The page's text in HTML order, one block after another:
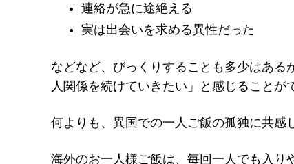
連絡が急に途絶える
実は出会いを求める異性だった
などなど、びっくりすることも多少はあ
人関係を続けていきたい」と感じることが
何よりも、異国での一人ご飯の孤独に共感
海外のお一人様ご飯は、毎回一人でも入り